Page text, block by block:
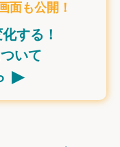
面も公開！
する！
いて
▸